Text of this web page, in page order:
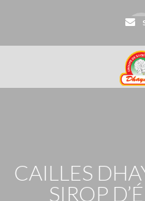
CAILLES
SIROP